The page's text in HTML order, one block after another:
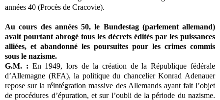
années 40 (Procès de Cracovie).
Au cours des années 50, le Bundestag (parlement allemand)
avait pourtant abrogé tous les décrets édités par les puissances
alliées, et abandonné les poursuites pour les crimes commis
sous le nazisme.
G.M. : En 1949, lors de la création de la République fédérale
d’Allemagne (RFA), la politique du chancelier Konrad Adenauer
repose sur la réintégration massive des Allemands ayant fait l’objet
de procédures d’épuration, et sur l’oubli de la période du nazisme.